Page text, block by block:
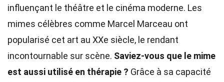
influençant le théâtre et le cinéma moderne. Les
mimes célèbres comme Marcel Marceau ont
popularisé cet art au XXe siècle, le rendant
incontournable sur scène. Saviez-vous que le mime
est aussi utilisé en thérapie ? Grâce à sa capacité